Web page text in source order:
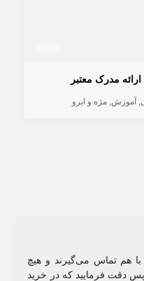
مدرک معتبر
آموزش مژه و ابرو
با هم تماس می‌گیرند و هیچ
دقت فرمایید که در خرید